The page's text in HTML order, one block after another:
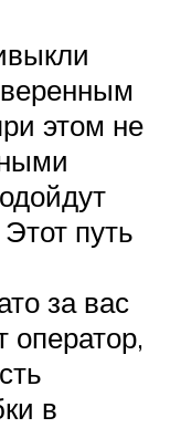
этом не
путь
за вас
оператор,
в